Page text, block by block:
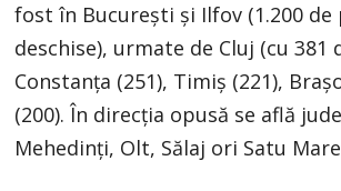
fost în București și Ilfov (1.200 de
deschise), urmate de Cluj (cu 381
Constanța (251), Timiș (221),
(200). În direcția opusă se află
Mehedinți, Olt, Sălaj ori Satu